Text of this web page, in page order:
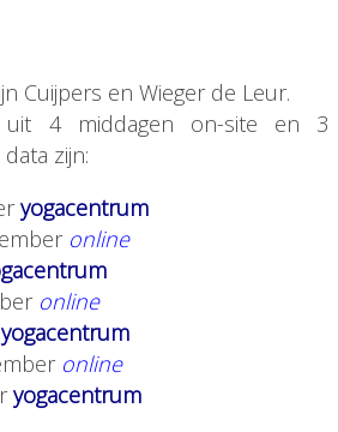
Cuijpers en Wieger de Leur.
uit 4 middagen on-site en 3
zijn:
yogacentrum
online
online
yogacentrum
online
yogacentrum